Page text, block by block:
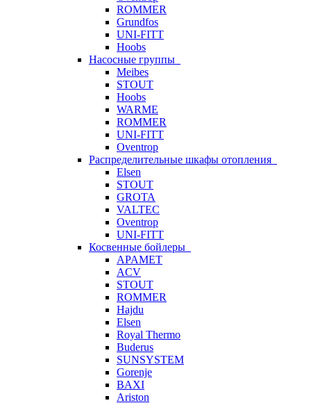
ROMMER
Grundfos
UNI-FITT
Hoobs
Насосные группы
Meibes
STOUT
Hoobs
WARME
ROMMER
UNI-FITT
Oventrop
Распределительные шкафы отопления
Elsen
STOUT
GROTA
VALTEC
Oventrop
UNI-FITT
Косвенные бойлеры
APAMET
ACV
STOUT
ROMMER
Hajdu
Elsen
Royal Thermo
Buderus
SUNSYSTEM
Gorenje
BAXI
Ariston